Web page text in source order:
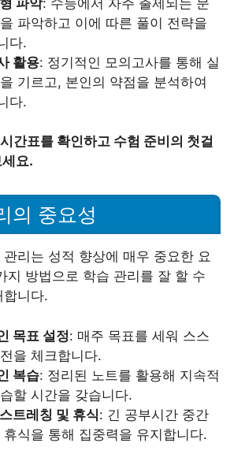
파악하고 이에 따른 풀이 전략을
다.
활용: 정기적인 모의고사를 통해 실
기르고, 본인의 약점을 분석하여
다.
간표를 확인하고 수험 준비의 첫걸
요.
의 중요성
리는 성적 향상에 매우 중요한 요
지 방법으로 학습 관리를 잘 할 수
합니다.
목표 설정: 매주 목표를 세워 스스
을 체크합니다.
복습: 정리된 노트를 활용해 지속적
할 시간을 갖습니다.
트레칭 및 휴식: 긴 공부시간 중간
휴식을 통해 집중력을 유지합니다.